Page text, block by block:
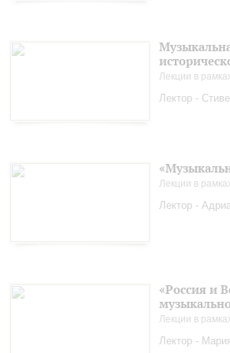
Лекции в
Лектор -
Лекции в
Лектор -
«Россия и
Лекции в
Лектор -